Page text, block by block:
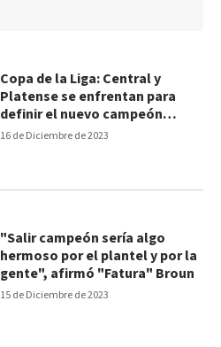
16 de Diciembre de 2023
Copa de la Liga: Central y
Platense se enfrentan para
definir el nuevo campeón
domestico
15 de Diciembre de 2023
"Salir campeón sería algo
hermoso por el plantel y por la
gente", afirmó "Fatura" Broun